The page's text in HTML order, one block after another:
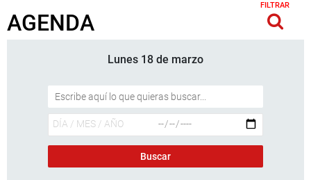
AGENDA
FILTRAR
Lunes 18 de marzo